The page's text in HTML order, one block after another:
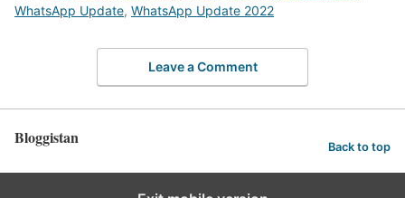
WhatsApp Update, WhatsApp Update 2022
Leave a Comment
Bloggistan Back to top